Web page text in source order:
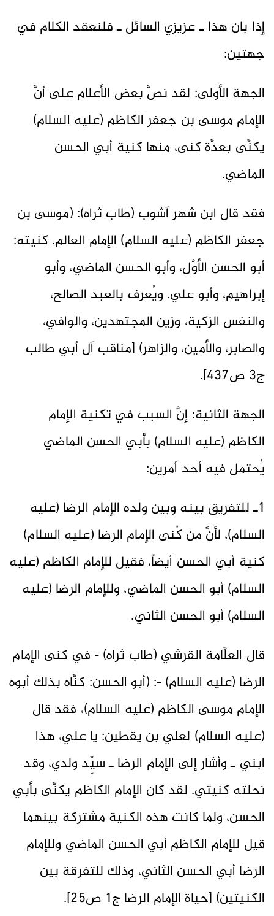
إذا بان هذا ـ عزيزي السائل ـ فلنعقد الكلام في
جهتين:
الجهة الأولى: لقد نصَّ بعض الأعلام على أنَّ
الإمام موسى بن جعفر الكاظم (عليه السلام)
يكنَّى بعدَّة كنى، منها كنية أبي الحسن
الماضي.
فقد قال ابن شهر آشوب (طاب ثراه): (موسى بن
جعفر الكاظم (عليه السلام) الإمام العالم. كنيته:
أبو الحسن الأوَّل، وأبو الحسن الماضي، وأبو
إبراهيم، وأبو علي. ويُعرف بالعبد الصالح،
والنفس الزكية، وزين المجتهدين، والوافي،
والصابر، والأمين، والزاهر) [مناقب آل أبي طالب
ج3 ص٤٣٧].
الجهة الثانية: إنَّ السبب في تكنية الإمام
الكاظم (عليه السلام) بأبي الحسن الماضي
يُحتمل فيه أحد أمرين:
1ـ للتفريق بينه وبين ولده الإمام الرضا (عليه
السلام)، لأنَّ من كُنى الإمام الرضا (عليه السلام)
كنية أبي الحسن أيضاً، فقيل للإمام الكاظم (عليه
السلام) أبو الحسن الماضي، وللإمام الرضا (عليه
السلام) أبو الحسن الثاني.
قال العلَّامة القرشي (طاب ثراه) - في كنى الإمام
الرضا (عليه السلام) -: (أبو الحسن: كنَّاه بذلك أبوه
الإمام موسى الكاظم (عليه السلام)، فقد قال
(عليه السلام) لعلي بن يقطين: يا علي، هذا
ابني ـ وأشار إلى الإمام الرضا ـ سيِّد ولدي، وقد
نحلته كنيتي. لقد كان الإمام الكاظم يكنَّى بأبي
الحسن، ولما كانت هذه الكنية مشتركة بينهما
قيل للإمام الكاظم أبي الحسن الماضي وللإمام
الرضا أبي الحسن الثاني، وذلك للتفرقة بين
الكنيتين) [حياة الإمام الرضا ج1 ص25].